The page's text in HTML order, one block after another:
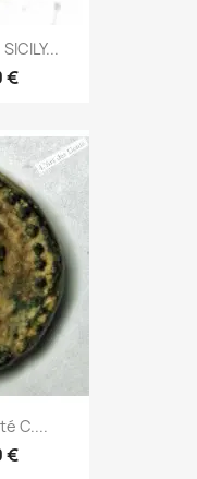
€
C....
€